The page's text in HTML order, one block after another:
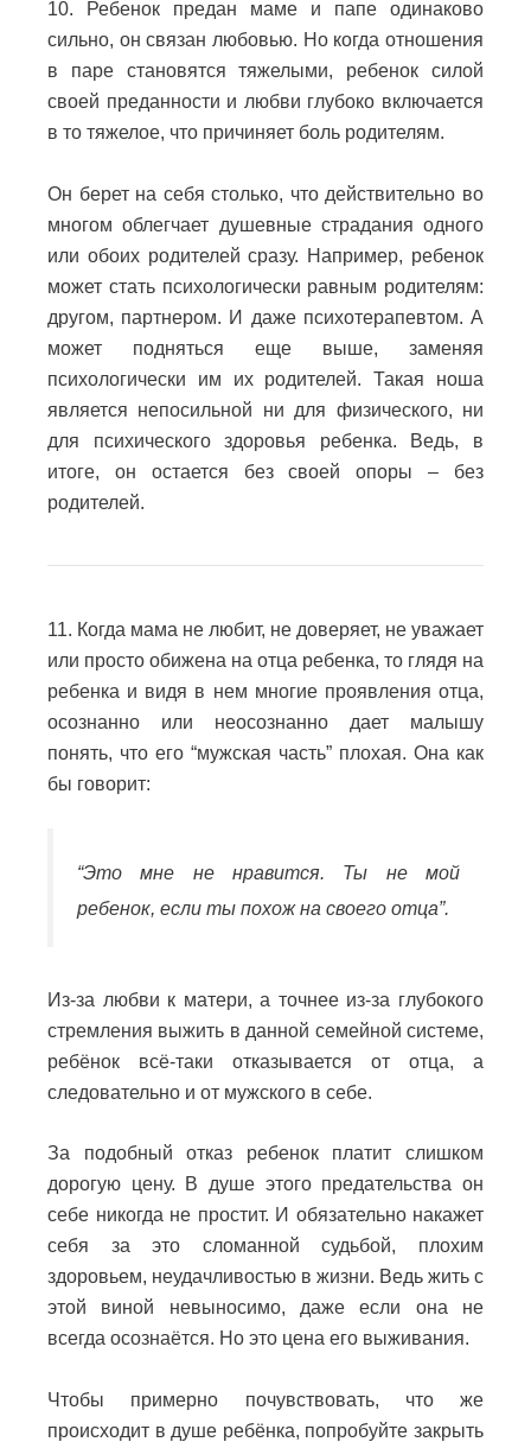
10. Ребенок предан маме и папе одинаково
сильно, он связан любовью. Но когда отношения
в паре становятся тяжелыми, ребенок силой
своей преданности и любви глубоко включается
в то тяжелое, что причиняет боль родителям.
Он берет на себя столько, что действительно во
многом облегчает душевные страдания одного
или обоих родителей сразу. Например, ребенок
может стать психологически равным родителям:
другом, партнером. И даже психотерапевтом.А
может подняться еще выше, заменяя
психологически им их родителей.Такая ноша
является непосильной ни для физического, ни
для психического здоровья ребенка. Ведь, в
итоге, он остается без своей опоры – без
родителей.
11. Когда мама не любит, не доверяет, не уважает
или просто обижена на отца ребенка, то глядя на
ребенка и видя в нем многие проявления отца,
осознанно или неосознанно дает малышу
понять, что его “мужская часть” плохая. Она как
бы говорит:
“Это мне не нравится. Ты не мой
ребенок, если ты похож на своего отца”.
Из-за любви к матери, а точнее из-за глубокого
стремления выжить в данной семейной системе,
ребёнок всё-таки отказывается от отца, а
следовательно и от мужского в себе.
За подобный отказ ребенок платит слишком
дорогую цену. В душе этого предательства он
себе никогда не простит. И обязательно накажет
себя за это сломанной судьбой, плохим
здоровьем, неудачливостью в жизни. Ведь жить с
этой виной невыносимо, даже если она не
всегда осознаётся. Но это цена его выживания.
Чтобы примерно почувствовать, что же
происходит в душе ребёнка, попробуйте закрыть